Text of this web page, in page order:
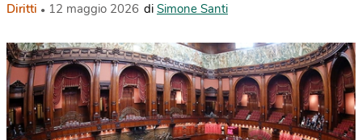
Diritti 12 maggio 2026 di Simone Santi